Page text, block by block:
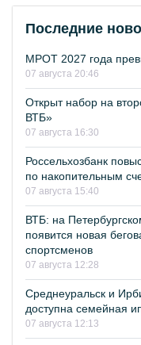
Последние
МРОТ 2027 года
07 августа 20:46
Открыт набор на
ВТБ»
07 августа 16:30
Россельхозбанк
по накопительным
07 августа 15:40
ВТБ: на
появится новая
спортсменов
07 августа 12:28
Среднеуральск и
доступна семейная
07 августа 12:13